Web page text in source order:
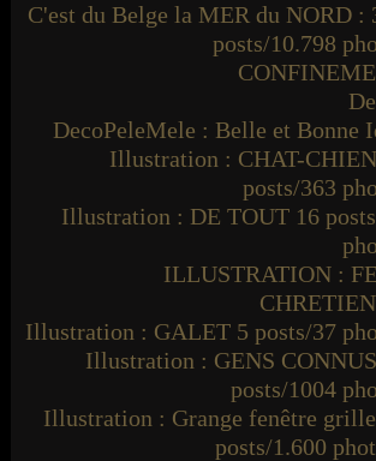
C'est du Belge la MER du NORD :
posts/10.798
DecoPeleMele : Belle et Bonne
Illustration : CHAT-
posts/363
Illustration : DE TOUT 16
ILLUSTRATION :
Illustration : GALET 5 posts/37
Illustration : GENS
posts/1004
Illustration : Grange fenêtre
posts/1.600